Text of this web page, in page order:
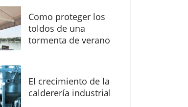
Como proteger los
toldos de una
tormenta de verano
El crecimiento de la
calderería industrial